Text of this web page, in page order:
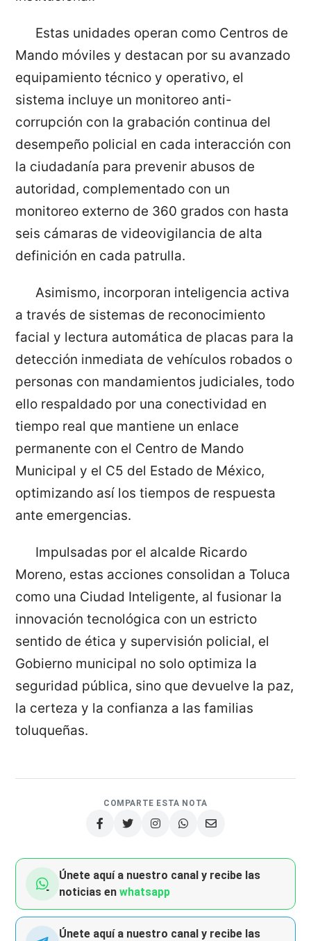
Estas unidades operan como Centros de
Mando móviles y destacan por su avanzado
equipamiento técnico y operativo, el
sistema incluye un monitoreo anti-
corrupción con la grabación continua del
desempeño policial en cada interacción con
la ciudadanía para prevenir abusos de
autoridad, complementado con un
monitoreo externo de 360 grados con hasta
seis cámaras de videovigilancia de alta
definición en cada patrulla.
Asimismo, incorporan inteligencia activa
a través de sistemas de reconocimiento
facial y lectura automática de placas para la
detección inmediata de vehículos robados o
personas con mandamientos judiciales, todo
ello respaldado por una conectividad en
tiempo real que mantiene un enlace
permanente con el Centro de Mando
Municipal y el C5 del Estado de México,
optimizando así los tiempos de respuesta
ante emergencias.
Impulsadas por el alcalde Ricardo
Moreno, estas acciones consolidan a Toluca
como una Ciudad Inteligente, al fusionar la
innovación tecnológica con un estricto
sentido de ética y supervisión policial, el
Gobierno municipal no solo optimiza la
seguridad pública, sino que devuelve la paz,
la certeza y la confianza a las familias
toluqueñas.
COMPARTE ESTA NOTA
Únete aquí a nuestro canal y recibe las
noticias enwhatsapp
Únete aquí a nuestro canal y recibe las